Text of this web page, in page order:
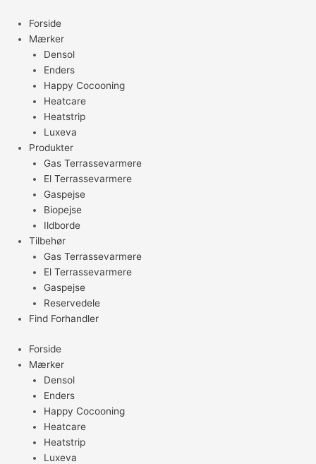
indholdet
Forside
Mærker
Densol
Enders
Happy Cocooning
Heatcare
Heatstrip
Luxeva
Produkter
Gas Terrassevarmere
El Terrassevarmere
Gaspejse
Biopejse
Ildborde
Tilbehør
Gas Terrassevarmere
El Terrassevarmere
Gaspejse
Reservedele
Find Forhandler
Forside
Mærker
Densol
Enders
Happy Cocooning
Heatcare
Heatstrip
Luxeva